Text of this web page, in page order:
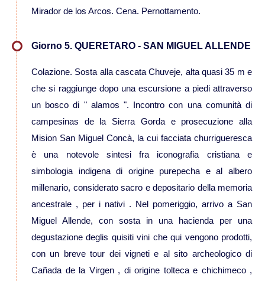
Viaggi in Vietnam
Caucaso
Viaggi in Armenia e Georgia
Centro America
Viaggi in Costa Rica
Mirador de los Arcos. Cena. Pernottamento.
Giorno 5. QUERETARO - SAN MIGUEL ALLENDE
Colazione. Sosta alla cascata Chuveje, alta quasi 35 m e
che si raggiunge dopo una escursione a piedi attraverso
un bosco di " alamos ". Incontro con una comunità di
campesinas de la Sierra Gorda e prosecuzione alla
Mision San Miguel Concà, la cui facciata churrigueresca
è una notevole sintesi fra iconografia cristiana e
simbologia indigena di origine purepecha e al albero
millenario, considerato sacro e depositario della memoria
ancestrale , per i nativi . Nel pomeriggio, arrivo a San
Miguel Allende, con sosta in una hacienda per una
degustazione deglis quisiti vini che qui vengono prodotti,
con un breve tour dei vigneti e al sito archeologico di
Cañada de la Virgen , di origine tolteca e chichimeco ,